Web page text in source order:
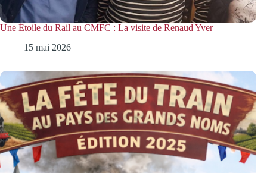
Une Étoile du Rail au CMFC : La visite de Renaud Yver
15 mai 2026